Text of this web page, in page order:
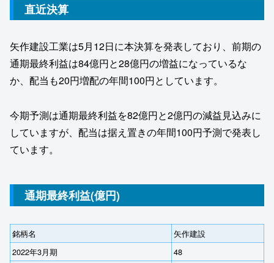
直近決算
矢作建設工業は5月12日に本決算を発表しており、前期の
通期最終利益は84億円と28億円の増益になっているな
か、配当も20円増配の年間100円としています。
今期予測は通期最終利益を82億円と2億円の減益見込みに
していますが、配当は据え置きの年間100円予測で発表し
ています。
通期最終利益(億円)
銘柄名
矢作建設
2022年3月期
48